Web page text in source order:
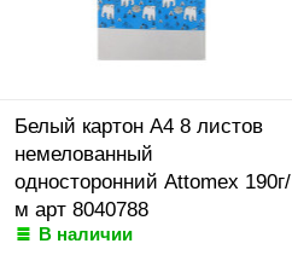
Белый картон А4 8 листов
немелованный
односторонний Attomex 190г/
м арт 8040788
В наличии